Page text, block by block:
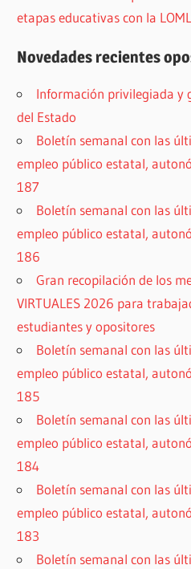
etapas educativas con la
Novedades recientes
Información privilegiada y
del Estado
Boletín semanal con las
empleo público estatal,
187
Boletín semanal con las
empleo público estatal,
186
Gran recopilación de los
VIRTUALES 2026 para
estudiantes y opositores
Boletín semanal con las
empleo público estatal,
185
Boletín semanal con las
empleo público estatal,
184
Boletín semanal con las
empleo público estatal,
183
Boletín semanal con las